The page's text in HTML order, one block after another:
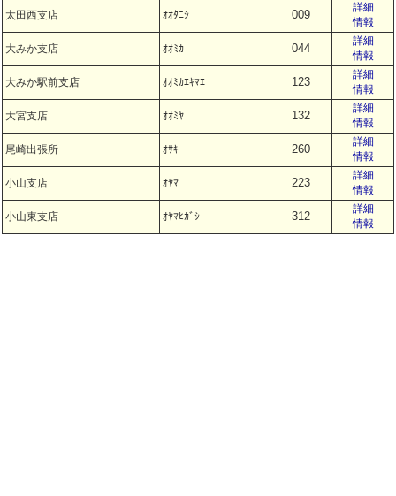
太田西支店 ｵｵﾀﾆｼ 009
詳細
情報
大みか支店 ｵｵﾐｶ 044
詳細
情報
大みか駅前支店 ｵｵﾐｶｴｷﾏｴ 123
詳細
情報
大宮支店 ｵｵﾐﾔ 132
詳細
情報
尾崎出張所 ｵｻｷ 260
詳細
情報
小山支店 ｵﾔﾏ 223
詳細
情報
小山東支店 ｵﾔﾏﾋｶﾞｼ 312
詳細
情報